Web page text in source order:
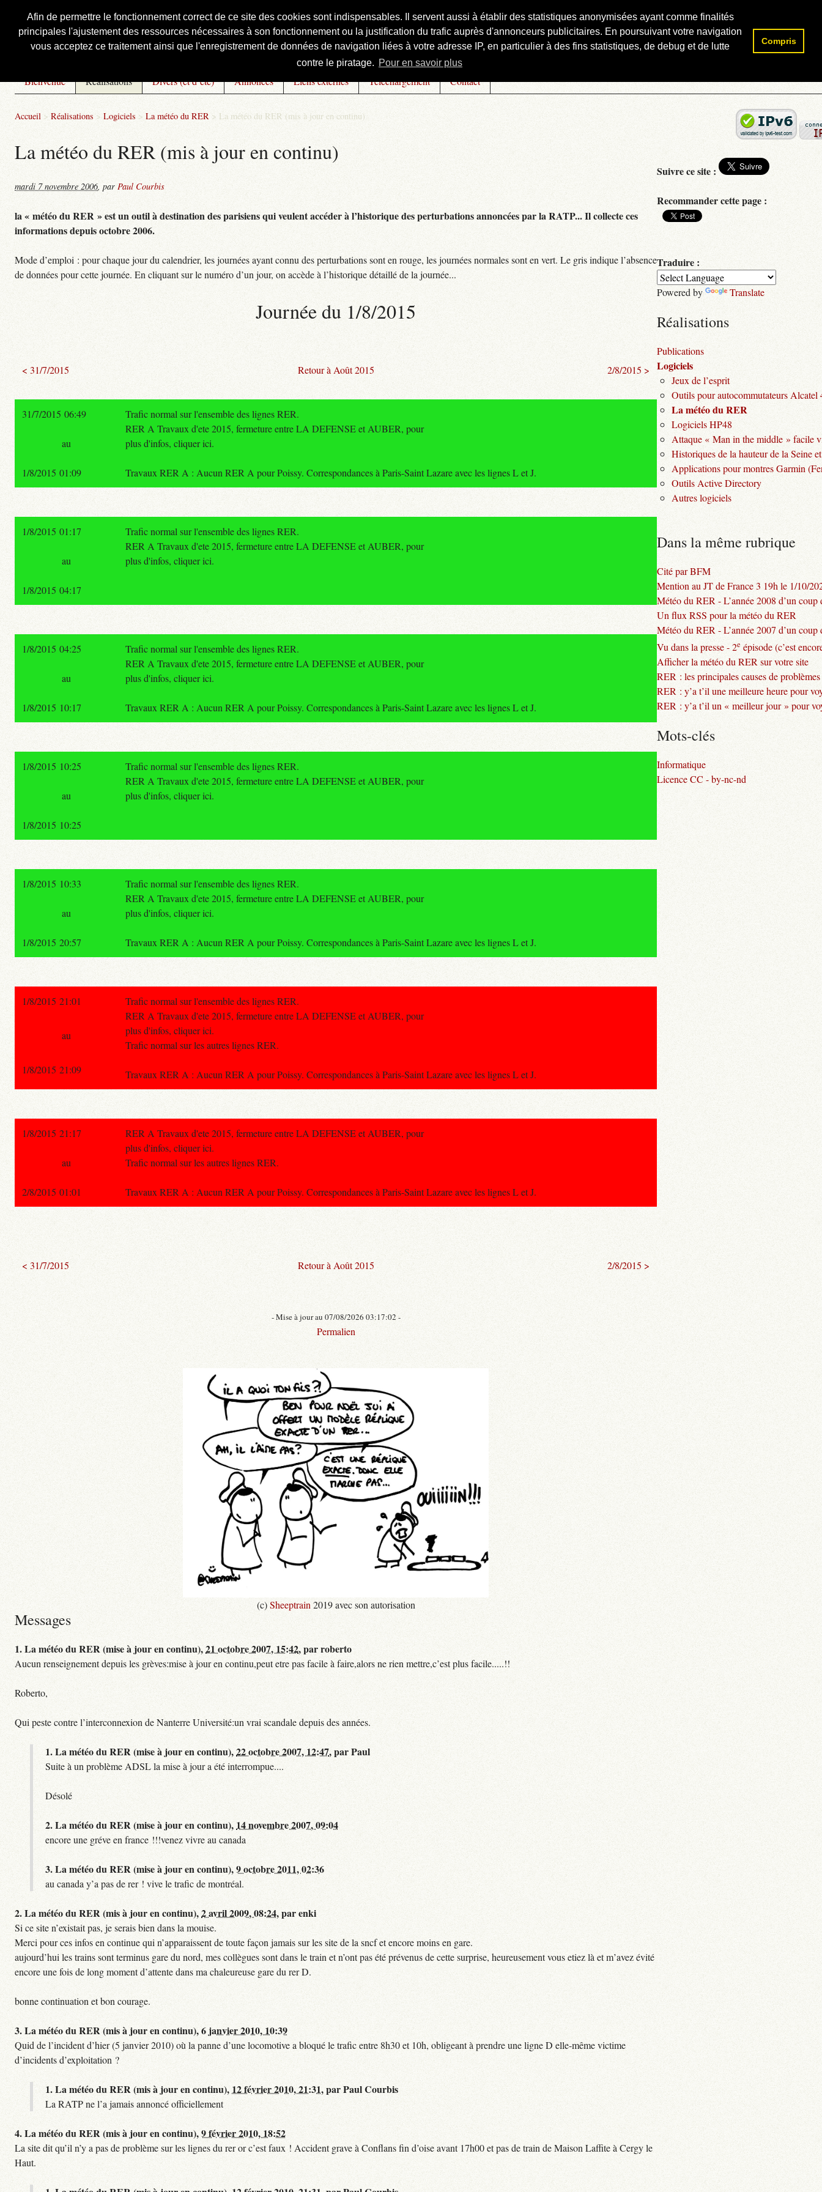
Afin de permettre le fonctionnement correct de ce site des cookies sont indispensables. Il servent aussi à établir des statistiques anonymisées ayant comme finalités
principales l'ajustement des ressources nécessaires à son fonctionnement ou la justification du trafic auprès d'annonceurs publicitaires. En poursuivant votre navigation
vous acceptez ce traitement ainsi que l'enregistrement de données de navigation liées à votre adresse IP, en particulier à des fins statistiques, de debug et de lutte
contre le piratage. Pour en savoir plus
Compris
Courbis, « LE » Blog Officiel
Bienvenue Réalisations Divers (et d’été) Annonces Liens externes Téléchargement Contact
Accueil > Réalisations > Logiciels > La météo du RER > La météo du RER (mis à jour en continu)
La météo du RER (mis à jour en continu)
mardi 7 novembre 2006, par Paul Courbis
la « météo du RER » est un outil à destination des parisiens qui veulent accéder à l’historique des perturbations annoncées par la RATP... Il collecte ces
informations depuis octobre 2006.
Mode d’emploi : pour chaque jour du calendrier, les journées ayant connu des perturbations sont en rouge, les journées normales sont en vert. Le gris indique l’absence
de données pour cette journée. En cliquant sur le numéro d’un jour, on accède à l’historique détaillé de la journée...
Journée du 1/8/2015
< 31/7/2015 Retour à Août 2015 2/8/2015 >
31/7/2015 06:49
Trafic normal sur l'ensemble des lignes RER.
RER A Travaux d'ete 2015, fermeture entre LA DEFENSE et AUBER, pour
plus d'infos, cliquer ici.
Travaux RER A : Aucun RER A pour Poissy. Correspondances à Paris-Saint Lazare avec les lignes L et J.
au
1/8/2015 01:09
1/8/2015 01:17
Trafic normal sur l'ensemble des lignes RER.
RER A Travaux d'ete 2015, fermeture entre LA DEFENSE et AUBER, pour
plus d'infos, cliquer ici.
au
1/8/2015 04:17
1/8/2015 04:25
Trafic normal sur l'ensemble des lignes RER.
RER A Travaux d'ete 2015, fermeture entre LA DEFENSE et AUBER, pour
plus d'infos, cliquer ici.
Travaux RER A : Aucun RER A pour Poissy. Correspondances à Paris-Saint Lazare avec les lignes L et J.
au
1/8/2015 10:17
1/8/2015 10:25
Trafic normal sur l'ensemble des lignes RER.
RER A Travaux d'ete 2015, fermeture entre LA DEFENSE et AUBER, pour
plus d'infos, cliquer ici.
au
1/8/2015 10:25
1/8/2015 10:33
Trafic normal sur l'ensemble des lignes RER.
RER A Travaux d'ete 2015, fermeture entre LA DEFENSE et AUBER, pour
plus d'infos, cliquer ici.
Travaux RER A : Aucun RER A pour Poissy. Correspondances à Paris-Saint Lazare avec les lignes L et J.
au
1/8/2015 20:57
1/8/2015 21:01
Trafic normal sur l'ensemble des lignes RER.
RER A Travaux d'ete 2015, fermeture entre LA DEFENSE et AUBER, pour
plus d'infos, cliquer ici.
Trafic normal sur les autres lignes RER.
Travaux RER A : Aucun RER A pour Poissy. Correspondances à Paris-Saint Lazare avec les lignes L et J.
au
1/8/2015 21:09
1/8/2015 21:17
RER A Travaux d'ete 2015, fermeture entre LA DEFENSE et AUBER, pour
plus d'infos, cliquer ici.
Trafic normal sur les autres lignes RER.
Travaux RER A : Aucun RER A pour Poissy. Correspondances à Paris-Saint Lazare avec les lignes L et J.
au
2/8/2015 01:01
< 31/7/2015 Retour à Août 2015 2/8/2015 >
- Mise à jour au 07/08/2026 03:17:02 -
Permalien
(c)Sheeptrain 2019 avec son autorisation
Messages
1.La météo du RER (mise à jour en continu),21 octobre 2007, 15:42,parroberto
Aucun renseignement depuis les grèves:mise à jour en continu,peut etre pas facile à faire,alors ne rien mettre,c’est plus facile.....!!
Roberto,
Qui peste contre l’interconnexion de Nanterre Université:un vrai scandale depuis des années.
1.La météo du RER (mise à jour en continu),22 octobre 2007, 12:47,parPaul
Suite à un problème ADSL la mise à jour a été interrompue....
Désolé
2.La météo du RER (mise à jour en continu), 14 novembre 2007, 09:04
encore une gréve en france !!!venez vivre au canada
3.La météo du RER (mise à jour en continu),9 octobre 2011, 02:36
au canada y’a pas de rer ! vive le trafic de montréal.
2.La météo du RER (mis à jour en continu),2 avril 2009, 08:24,parenki
Si ce site n’existait pas, je serais bien dans la mouise.
Merci pour ces infos en continue qui n’apparaissent de toute façon jamais sur les site de la sncf et encore moins en gare.
aujourd’hui les trains sont terminus gare du nord, mes collègues sont dans le train et n’ont pas été prévenus de cette surprise, heureusement vous etiez là et m’avez évité
encore une fois de long moment d’attente dans ma chaleureuse gare du rer D.
bonne continuation et bon courage.
3.La météo du RER (mis à jour en continu),6 janvier 2010, 10:39
Quid de l’incident d’hier (5 janvier 2010) où la panne d’une locomotive a bloqué le trafic entre 8h30 et 10h, obligeant à prendre une ligne D elle-même victime
d’incidents d’exploitation ?
1.La météo du RER (mis à jour en continu), 12 février 2010, 21:31,parPaul Courbis
La RATP ne l’a jamais annoncé officiellement
4.La météo du RER (mis à jour en continu),9 février 2010, 18:52
La site dit qu’il n’y a pas de problème sur les lignes du rer or c’est faux ! Accident grave à Conflans fin d’oise avant 17h00 et pas de train de Maison Laffite à Cergy le
Haut.
Rechercher :
Suivre ce site :
Recommander cette page :
Traduire :
Powered by Translate
Réalisations
Publications
Logiciels
Jeux de l’esprit
Outils pour autocommutateurs Alcatel
La météo du RER
Logiciels HP48
Attaque « Man in the middle » facile
Historiques de la hauteur de la Seine
Applications pour montres Garmin
Outils Active Directory
Autres logiciels
Dans la même rubrique
Cité par BFM
Mention au JT de France 3 19h le 1/10/
Météo du RER - L’année 2008 d’un coup
Un flux RSS pour la météo du RER
Météo du RER - L’année 2007 d’un coup
Vu dans la presse - 2e épisode (c’est
Afficher la météo du RER sur votre site
RER : les principales causes de problèmes
RER : y’a t’il une meilleure heure pour
RER : y’a t’il un « meilleur jour » pour
Mots-clés
Informatique
Licence CC - by-nc-nd